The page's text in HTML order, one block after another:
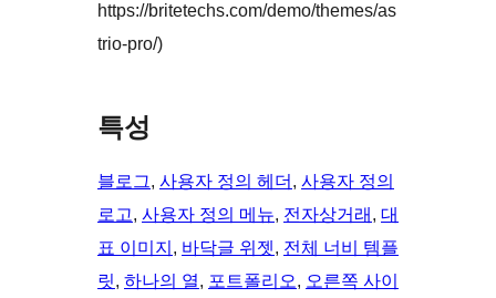
https://britetechs.com/demo/themes/as
trio-pro/)
특성
블로그, 사용자 정의 헤더 , 사용자 정의
로고, 사용자 정의 메뉴, 전자상거래 , 대
표 이미지 , 바닥글 위젯, 전체 너비 템플
릿, 하나의 열, 포트폴리오, 오른쪽 사이